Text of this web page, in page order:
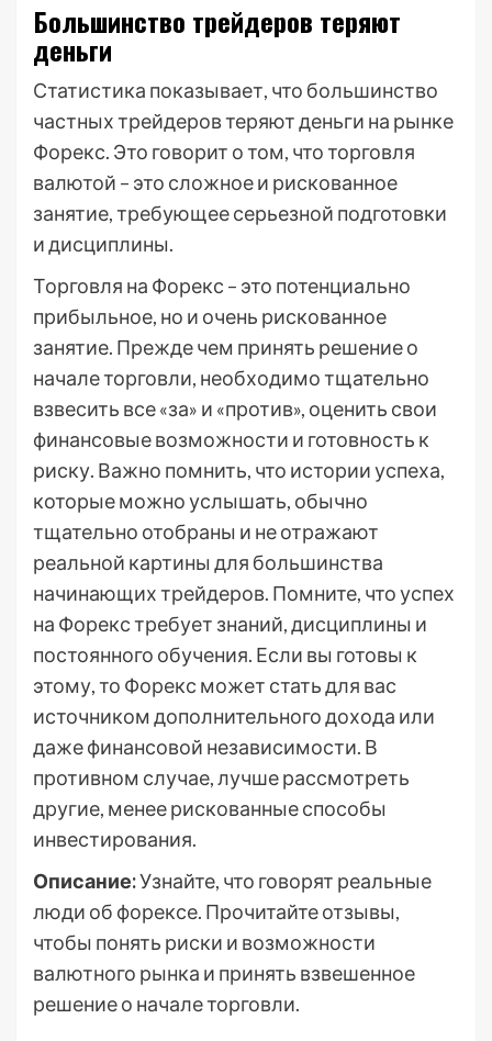
Большинство трейдеров теряют
деньги
Статистика показывает, что большинство
частных трейдеров теряют деньги на рынке
Форекс. Это говорит о том, что торговля
валютой – это сложное и рискованное
занятие, требующее серьезной подготовки
и дисциплины.
Торговля на Форекс – это потенциально
прибыльное, но и очень рискованное
занятие. Прежде чем принять решение о
начале торговли, необходимо тщательно
взвесить все «за» и «против», оценить свои
финансовые возможности и готовность к
риску. Важно помнить, что истории успеха,
которые можно услышать, обычно
тщательно отобраны и не отражают
реальной картины для большинства
начинающих трейдеров. Помните, что успех
на Форекс требует знаний, дисциплины и
постоянного обучения. Если вы готовы к
этому, то Форекс может стать для вас
источником дополнительного дохода или
даже финансовой независимости. В
противном случае, лучше рассмотреть
другие, менее рискованные способы
инвестирования.
Описание:Узнайте, что говорят реальные
люди об форексе. Прочитайте отзывы,
чтобы понять риски и возможности
валютного рынка и принять взвешенное
решение о начале торговли.